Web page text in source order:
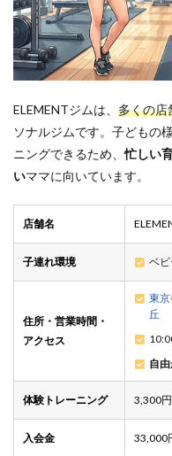
ELEMENTジムは、 多くの店
ソナルジムです。子どもの
ニングできるため、忙しい
いママに向いています。
店舗名
子連れ環境 ベビ
住所・営業時間・
アクセス
東
丘
自
体験トレーニング 3,300円
入会金 33,000